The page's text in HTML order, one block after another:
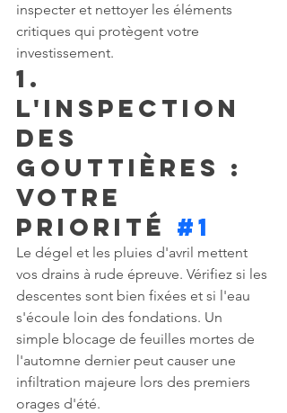
inspecter et nettoyer les éléments
critiques qui protègent votre
investissement.
1.
L'inspection
des
gouttières :
Votre
priorité #1
Le dégel et les pluies d'avril mettent
vos drains à rude épreuve. Vérifiez si les
descentes sont bien fixées et si l'eau
s'écoule loin des fondations. Un
simple blocage de feuilles mortes de
l'automne dernier peut causer une
infiltration majeure lors des premiers
orages d'été.